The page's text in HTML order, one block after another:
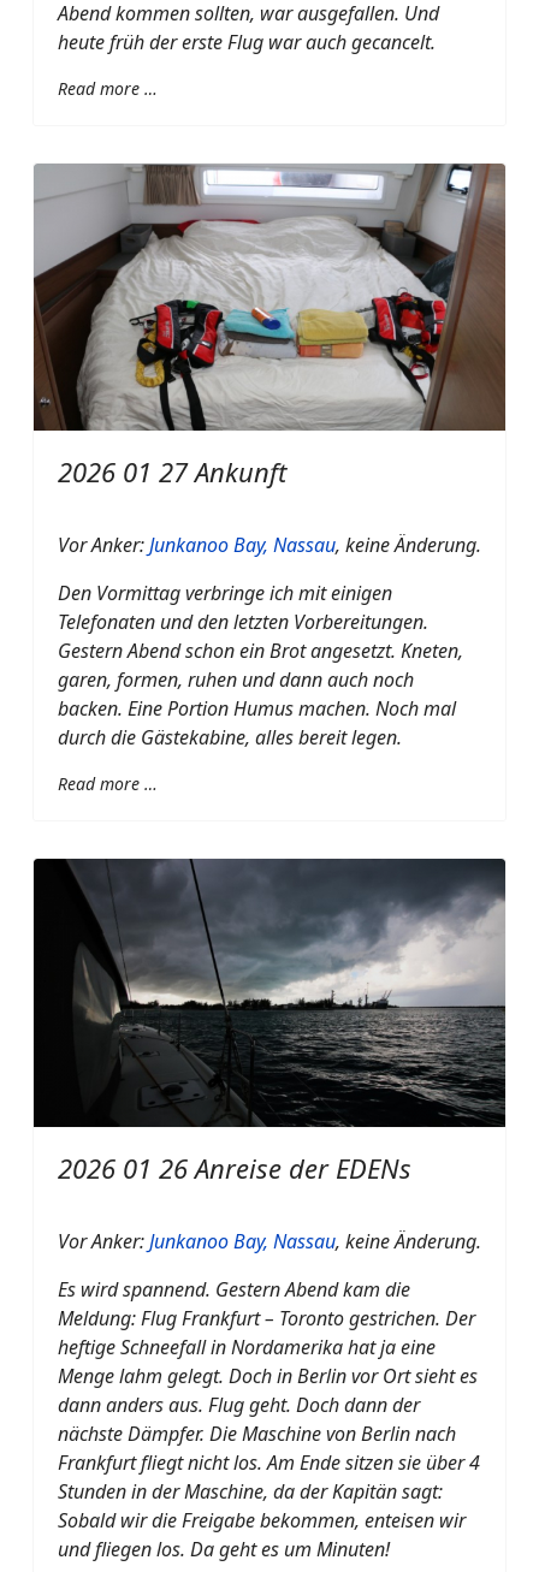
Abend kommen sollten, war ausgefallen. Und
heute früh der erste Flug war auch gecancelt.
Read more …
2026 01 27 Ankunft
Vor Anker:Junkanoo Bay, Nassau, keine Änderung.
Den Vormittag verbringe ich mit einigen
Telefonaten und den letzten Vorbereitungen.
Gestern Abend schon ein Brot angesetzt. Kneten,
garen, formen, ruhen und dann auch noch
backen. Eine Portion Humus machen. Noch mal
durch die Gästekabine, alles bereit legen.
Read more …
2026 01 26 Anreise der EDENs
Vor Anker:Junkanoo Bay, Nassau, keine Änderung.
Es wird spannend. Gestern Abend kam die
Meldung: Flug Frankfurt – Toronto gestrichen. Der
heftige Schneefall in Nordamerika hat ja eine
Menge lahm gelegt. Doch in Berlin vor Ort sieht es
dann anders aus. Flug geht. Doch dann der
nächste Dämpfer. Die Maschine von Berlin nach
Frankfurt fliegt nicht los. Am Ende sitzen sie über 4
Stunden in der Maschine, da der Kapitän sagt:
Sobald wir die Freigabe bekommen, enteisen wir
und fliegen los. Da geht es um Minuten!